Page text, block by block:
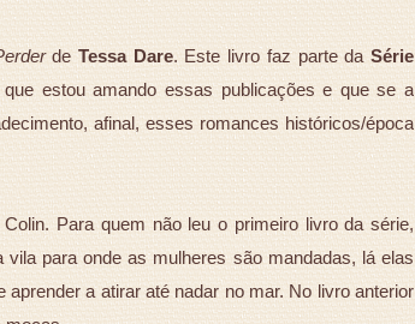
deTessa Dare. Este livro faz parte daSérie
estou amando essas publicações e que se a
afinal, esses romances históricos/época
Para quem não leu o primeiro livro da série,
para onde as mulheres são mandadas, lá elas
a atirar até nadar no mar. No livro anterior